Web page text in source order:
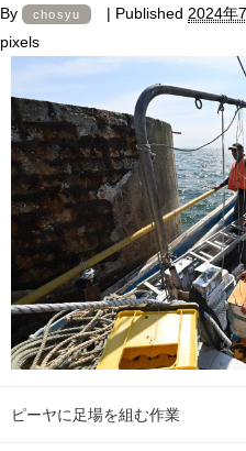
By
chosyu | Published 2024年
pixels
ピーヤに足場を組む作業